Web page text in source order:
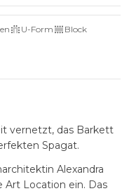
U-Form
Block
vernetzt, das Barkett
Spagat.
Alexandra
Art Location ein. Das